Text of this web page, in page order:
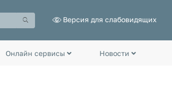
Версия для слабовидящих
Онлайн сервисы Новости